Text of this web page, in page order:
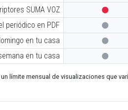
SUMA VOZ 
periódico en PDF 
en tu casa 
en tu casa 
límite mensual de visualizaciones que